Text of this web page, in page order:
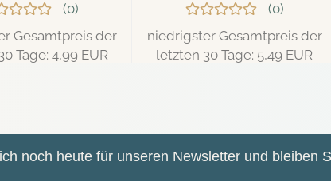
0
Gesamtpreis der
Tage: 4,99 EUR
0
niedrigster Gesamtpreis der
letzten 30 Tage: 5,49 EUR
noch heute für unseren Newsletter und bleiben